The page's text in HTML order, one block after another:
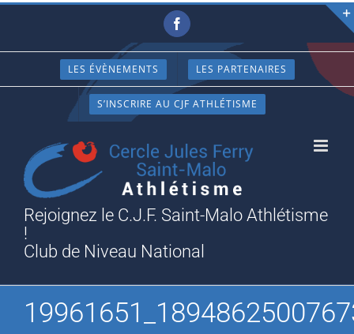
Passer
contenu
Facebook
LES ÉVÈNEMENTS LES PARTENAIRES
S’INSCRIRE AU CJF ATHLÉTISME
Rejoignez le C.J.F. Saint-Malo Athlétisme
!
Club de Niveau National